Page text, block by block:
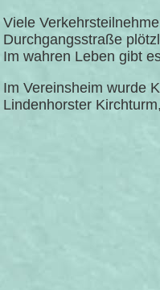
Viele
Durchgangsstraße
Im wahren Leben gibt
Im Vereinsheim wurde
Lindenhorster